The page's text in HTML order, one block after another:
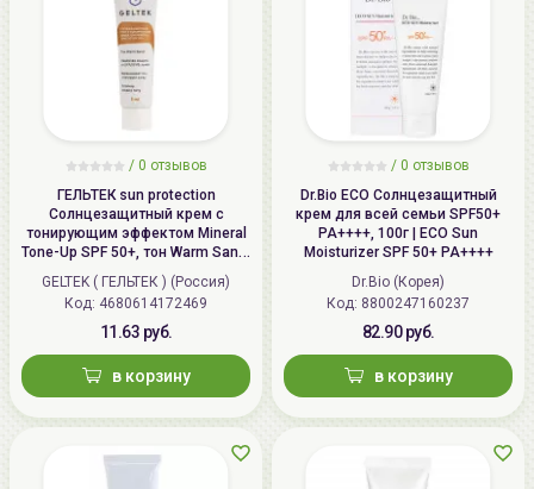
/ 0 отзывов
ГЕЛЬТЕК sun protection
Солнцезащитный крем с
тонирующим эффектом Mineral
Tone-Up SPF 50+, тон Warm Sand,
5мл, GELTEK
GELTEK ( ГЕЛЬТЕК ) (Россия)
Код: 4680614172469
11.63 руб.
в корзину
/ 0 отзывов
Dr.Bio ECO Солнцезащитный
крем для всей семьи SPF50+
PA++++, 100г | ECO Sun
Moisturizer SPF 50+ PA++++
Dr.Bio (Корея)
Код: 8800247160237
82.90 руб.
в корзину